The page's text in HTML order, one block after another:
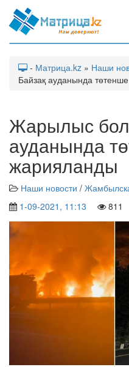
- Матрица.kz » Наши
Байзақ ауданында
Жарылыс
ауданында
жарияланды
Наши новости /
1-09-2021, 11:13
811